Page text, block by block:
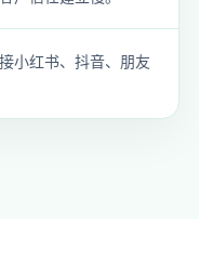
小红书、抖音、朋友